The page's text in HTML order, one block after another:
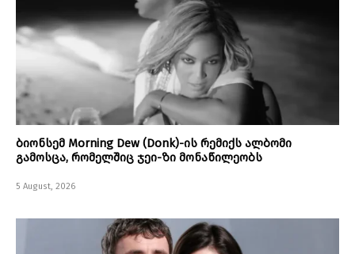
ბიონსემ Morning Dew (Donk)-ის რემიქს ალბომი
გამოსცა, რომელშიც ჯეი-ზი მონაწილეობს
5 August, 2026